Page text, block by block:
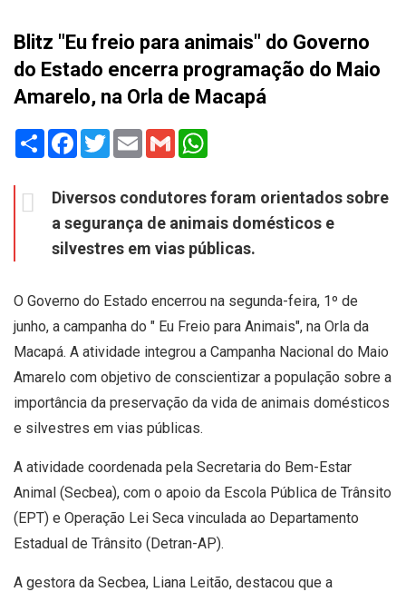
Blitz "Eu freio para animais" do Governo
do Estado encerra programação do Maio
Amarelo, na Orla de Macapá
Share Facebook
TwitterEmail Gmail
Diversos condutores foram orientados sobre
a segurança de animais domésticos e
silvestres em vias públicas.
O Governo do Estado encerrou na segunda-feira, 1º de
junho, a campanha do " Eu Freio para Animais", na Orla da
Macapá. A atividade integrou a Campanha Nacional do Maio
Amarelo com objetivo de conscientizar a população sobre a
importância da preservação da vida de animais domésticos
e silvestres em vias públicas.
A atividade coordenada pela Secretaria do Bem-Estar
Animal (Secbea), com o apoio da Escola Pública de Trânsito
(EPT) e Operação Lei Seca vinculada ao Departamento
Estadual de Trânsito (Detran-AP).
A gestora da Secbea, Liana Leitão, destacou que a